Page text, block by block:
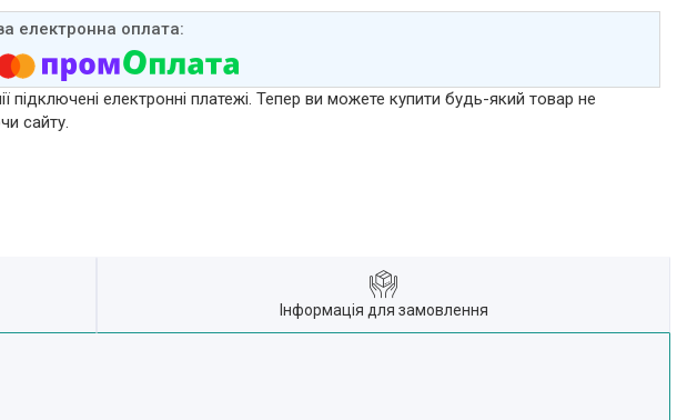
підключені електронні платежі. Тепер ви можете купити будь-який товар не
сайту.
Інформація для замовлення